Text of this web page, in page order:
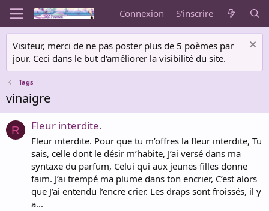
Connexion S'inscrire
Visiteur, merci de ne pas poster plus de 5 poèmes par
jour. Ceci dans le but d'améliorer la visibilité du site.
Tags
vinaigre
R Fleur interdite.
Fleur interdite. Pour que tu m’offres la fleur interdite, Tu
sais, celle dont le désir m’habite, J’ai versé dans ma
syntaxe du parfum, Celui qui aux jeunes filles donne
faim. J’ai trempé ma plume dans ton encrier, C’est alors
que J’ai entendu l’encre crier. Les draps sont froissés, il y
a...